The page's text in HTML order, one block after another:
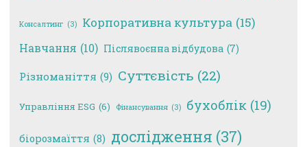
Консалтинг (3) Корпоративна культура (15)
Навчання (10) Післявоєнна відбудова (7)
Різноманіття (9) Суттєвість (22)
Управління ESG (6) Фінансування (3) бухоблік (19)
біорозмаїття (8) дослідження (37)